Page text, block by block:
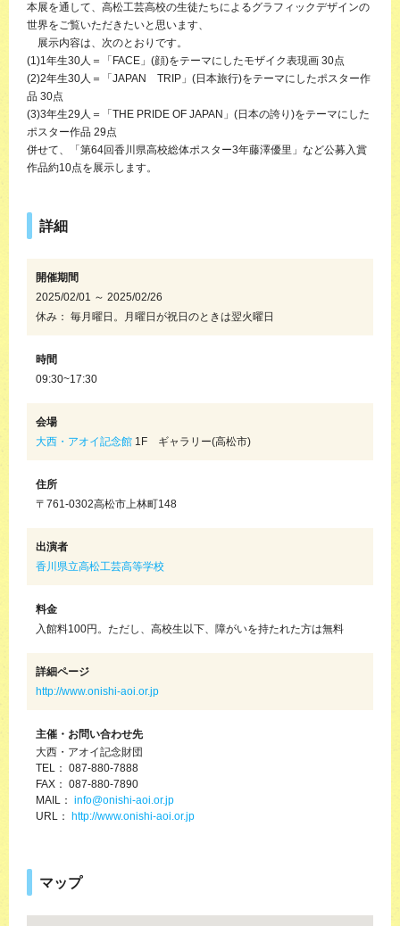
本展を通して、高松工芸高校の生徒たちによるグラフィックデザインの
世界をご覧いただきたいと思います、
展示内容は、次のとおりです。
(1)1年生30人＝「FACE」(顔)をテーマにしたモザイク表現画 30点
(2)2年生30人＝「JAPAN TRIP」(日本旅行)をテーマにしたポスター作
品 30点
(3)3年生29人＝「THE PRIDE OF JAPAN」(日本の誇り)をテーマにした
ポスター作品 29点
併せて、「第64回香川県高校総体ポスター3年藤澤優里」など公募入賞
作品約10点を展示します。
詳細
開催期間
2025/02/01 ～ 2025/02/26
休み： 毎月曜日。月曜日が祝日のときは翌火曜日
時間
09:30~17:30
会場
大西・アオイ記念館 1F ギャラリー(高松市)
住所
〒761-0302高松市上林町148
出演者
香川県立高松工芸高等学校
料金
入館料100円。ただし、高校生以下、障がいを持たれた方は無料
詳細ページ
http://www.onishi-aoi.or.jp
主催・お問い合わせ先
大西・アオイ記念財団
TEL： 087-880-7888
FAX： 087-880-7890
MAIL： info@onishi-aoi.or.jp
URL： http://www.onishi-aoi.or.jp
マップ